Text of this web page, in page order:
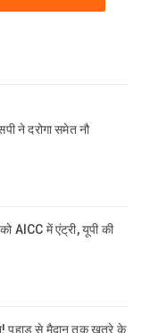
ने दरोगा समेत नौ
AICC में एंट्री, यूपी की
पहाड़ से मैदान तक खतरे के